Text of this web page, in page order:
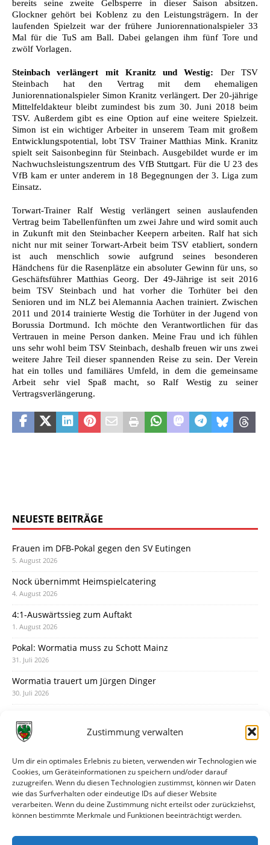
Zustimmung verwalten
Um dir ein optimales Erlebnis zu bieten, verwenden wir Technologien wie
Cookies, um Geräteinformationen zu speichern und/oder darauf
zuzugreifen. Wenn du diesen Technologien zustimmst, können wir Daten
wie das Surfverhalten oder eindeutige IDs auf dieser Website
verarbeiten. Wenn du deine Zustimmung nicht erteilst oder zurückziehst,
können bestimmte Merkmale und Funktionen beeinträchtigt werden.
bereits seine zweite Gelbsperre in dieser Saison absitzen.
Glockner gehört bei Koblenz zu den Leistungsträgern. In der
laufenden Spielzeit war der frühere Juniorennationalspieler 33
Mal für die TuS am Ball. Dabei gelangen ihm fünf Tore und
zwölf Vorlagen.
Steinbach verlängert mit Kranitz und Westig: Der TSV
Steinbach hat den Vertrag mit dem ehemaligen
Juniorennationalspieler Simon Kranitz verlängert. Der 20-jährige
Mittelfeldakteur bleibt zumindest bis zum 30. Juni 2018 beim
TSV. Außerdem gibt es eine Option auf eine weitere Spielzeit.
Simon ist ein wichtiger Arbeiter in unserem Team mit großem
Entwicklungspotential, lobt TSV Trainer Matthias Mink. Kranitz
spielt seit Saisonbeginn für Steinbach. Ausgebildet wurde er im
Nachwuchsleistungszentrum des VfB Stuttgart. Für die U 23 des
VfB kam er unter anderem in 18 Begegnungen der 3. Liga zum
Einsatz.
Torwart-Trainer Ralf Westig verlängert seinen auslaufenden
Vertrag beim Tabellenfünften um zwei Jahre und wird somit auch
in Zukunft mit den Steinbacher Keepern arbeiten. Ralf hat sich
nicht nur mit seiner Torwart-Arbeit beim TSV etabliert, sondern
ist auch menschlich sowie aufgrund seines besonderen
Händchens für die Rasenplätze ein absoluter Gewinn für uns, so
Geschäftsführer Matthias Georg. Der 49-Jährige ist seit 2016
beim TSV Steinbach und hat vorher die Torhüter bei den
Senioren und im NLZ bei Alemannia Aachen trainiert. Zwischen
2011 und 2014 trainierte Westig die Torhüter in der Jugend von
Borussia Dortmund. Ich möchte den Verantwortlichen für das
Vertrauen in meine Person danken. Meine Frau und ich fühlen
uns sehr wohl beim TSV Steinbach, deshalb freuen wir uns zwei
weitere Jahre Teil dieser spannenden Reise zu sein. Der Verein
hat ein tolles und familiäres Umfeld, in dem die gemeinsame
Arbeit sehr viel Spaß macht, so Ralf Westig zu seiner
Vertragsverlängerung.
NEUESTE BEITRÄGE
Frauen im DFB-Pokal gegen den SV Eutingen
5. August 2026
Nock übernimmt Heimspielcatering
4. August 2026
4:1-Auswärtssieg zum Auftakt
1. August 2026
Pokal: Wormatia muss zu Schott Mainz
31. Juli 2026
Wormatia trauert um Jürgen Dinger
30. Juli 2026
28. Juli 2026
28. Juli 2026
Neue Podcast-Folge: So tickt Björn!
27. Juli 2026
Eindrücke vom Stadionfest